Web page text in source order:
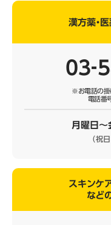
漢方薬・
※お電話の掛
電話番
月曜日
（祝
スキンケ
など